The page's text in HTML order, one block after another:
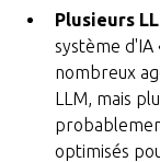
Plusieurs
système d'IA
nombreux
LLM, mais
optimisés